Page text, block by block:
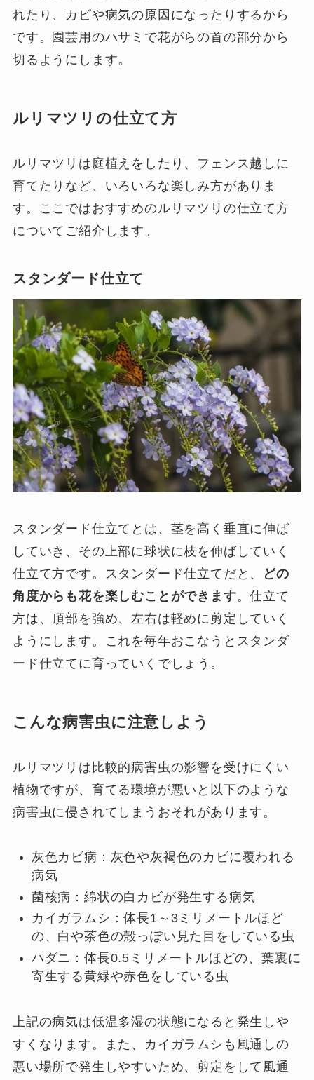
れたり、カビや病気の原因になったりするから
です。園芸用のハサミで花がらの首の部分から
切るようにします。
ルリマツリの仕立て方
ルリマツリは庭植えをしたり、フェンス越しに
育てたりなど、いろいろな楽しみ方がありま
す。ここではおすすめのルリマツリの仕立て方
についてご紹介します。
スタンダード仕立て
スタンダード仕立てとは、茎を高く垂直に伸ば
していき、その上部に球状に枝を伸ばしていく
仕立て方です。スタンダード仕立てだと、
どの
角度からも花を楽しむことができます。仕立て
方は、頂部を強め、左右は軽めに剪定していく
ようにします。これを毎年おこなうとスタンダ
ード仕立てに育っていくでしょう。
こんな病害虫に注意しよう
ルリマツリは比較的病害虫の影響を受けにくい
植物ですが、育てる環境が悪いと以下のような
病害虫に侵されてしまうおそれがあります。
灰色カビ病：灰色や灰褐色のカビに覆われる
病気
菌核病：綿状の白カビが発生する病気
カイガラムシ：体長1～3ミリメートルほど
の、白や茶色の殻っぽい見た目をしている虫
ハダニ：体長0.5ミリメートルほどの、葉裏に
寄生する黄緑や赤色をしている虫
上記の病気は低温多湿の状態になると発生しや
すくなります。また、カイガラムシも風通しの
悪い場所で発生しやすいため、剪定をして風通